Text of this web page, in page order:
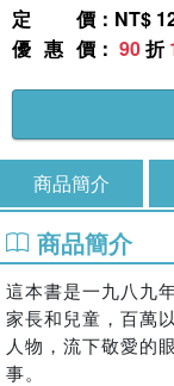
定價 ：NT$
優惠價 ： 90折
商品簡介
商品簡介
這本書是一九八九
家長和兒童，百萬
人物，流下敬愛的
事。